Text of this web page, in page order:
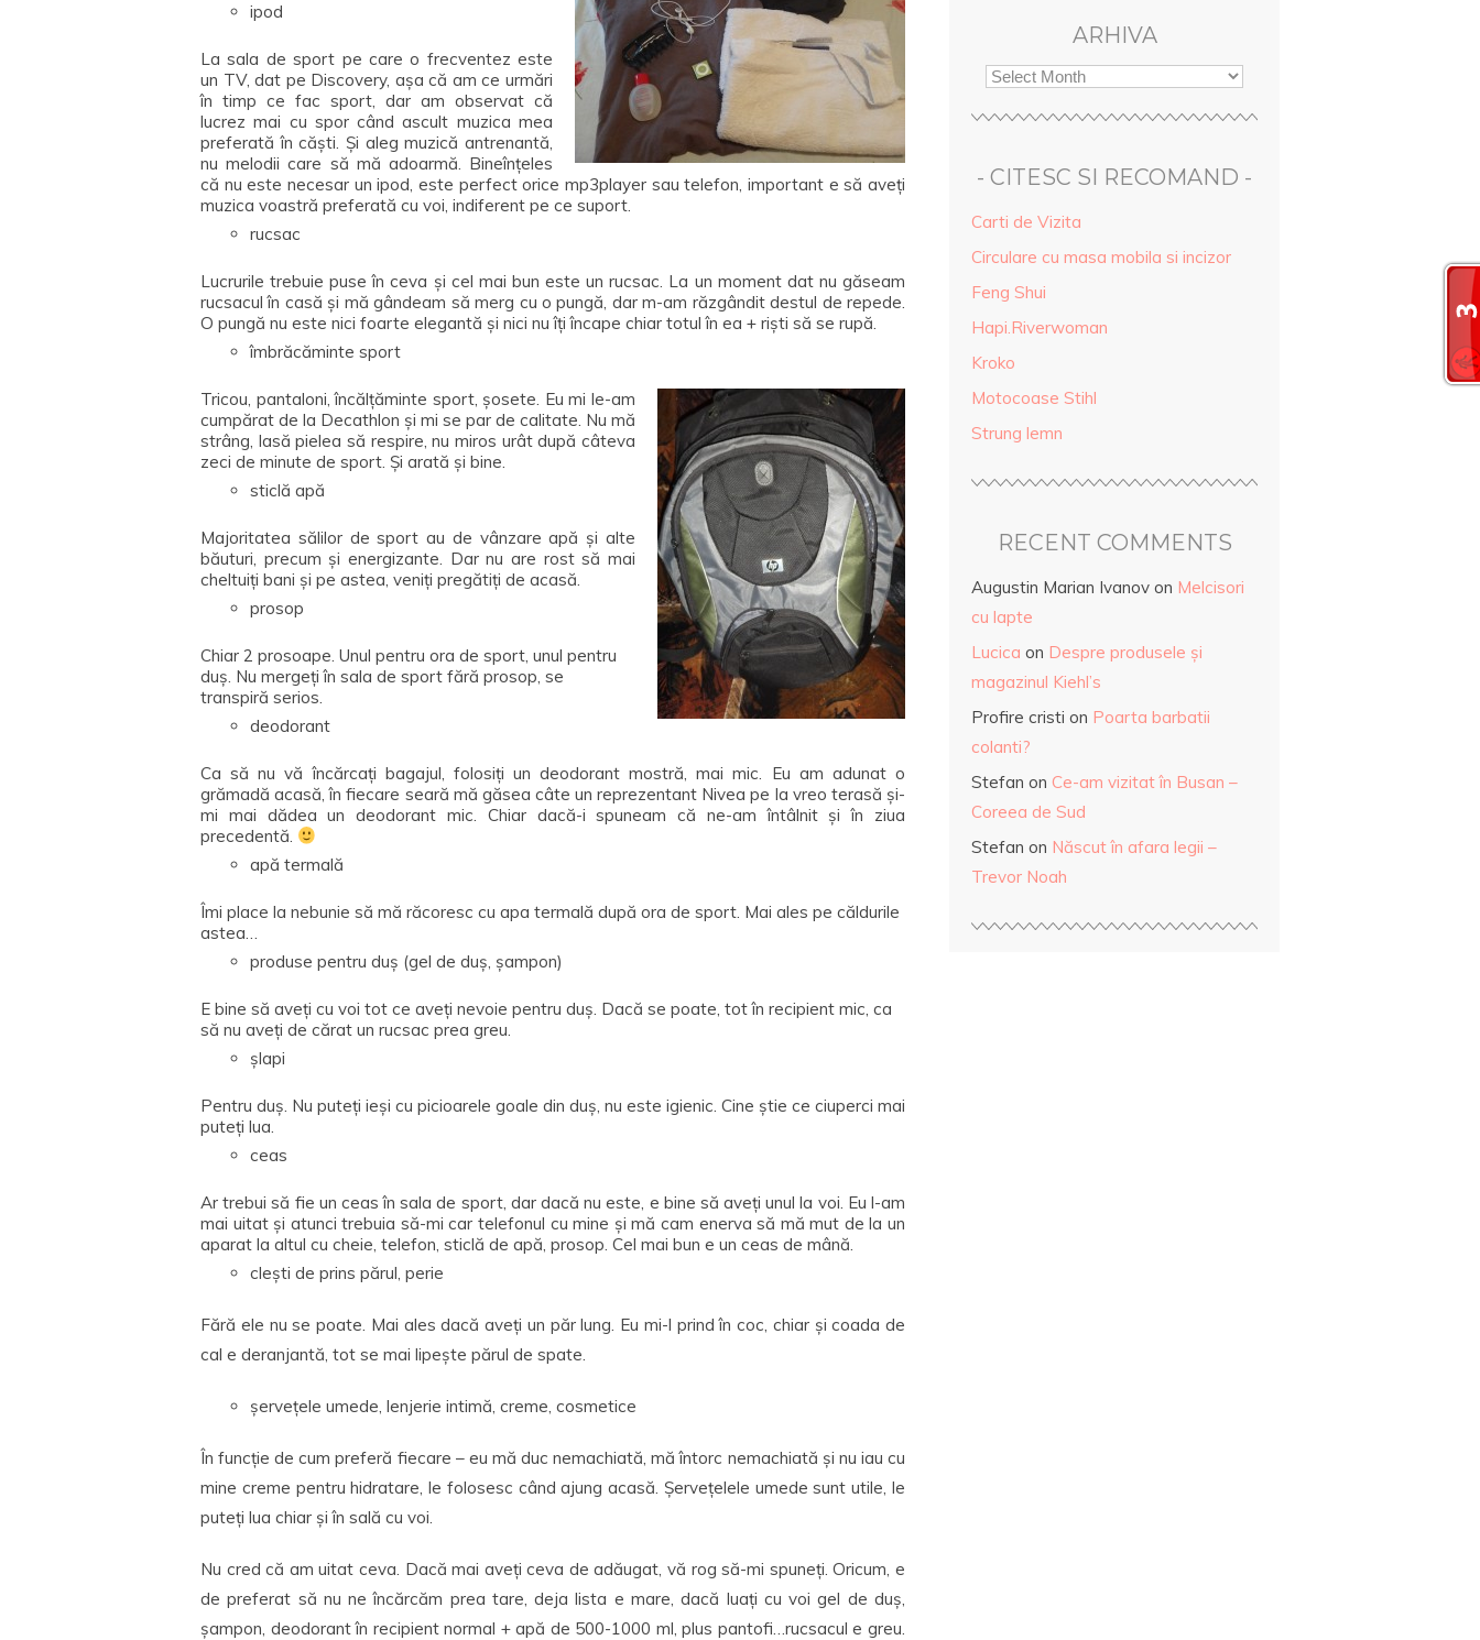
ipod
La sala de sport pe care o frecventez este
un TV, dat pe Discovery, așa că am ce urmări
în timp ce fac sport, dar am observat că
lucrez mai cu spor când ascult muzica mea
preferată în căști. Și aleg muzică antrenantă,
nu melodii care să mă adoarmă. Bineînțeles
că nu este necesar un ipod, este perfect orice mp3player sau telefon, important e să aveți
muzica voastră preferată cu voi, indiferent pe ce suport.
rucsac
Lucrurile trebuie puse în ceva și cel mai bun este un rucsac. La un moment dat nu găseam
rucsacul în casă și mă gândeam să merg cu o pungă, dar m-am răzgândit destul de repede.
O pungă nu este nici foarte elegantă și nici nu îți încape chiar totul în ea + riști să se rupă.
îmbrăcăminte sport
Tricou, pantaloni, încălțăminte sport, șosete. Eu mi le-am
cumpărat de la Decathlon și mi se par de calitate. Nu mă
strâng, lasă pielea să respire, nu miros urât după câteva
zeci de minute de sport. Și arată și bine.
sticlă apă
Majoritatea sălilor de sport au de vânzare apă și alte
băuturi, precum și energizante. Dar nu are rost să mai
cheltuiți bani și pe astea, veniți pregătiți de acasă.
prosop
Chiar 2 prosoape. Unul pentru ora de sport, unul pentru
duș. Nu mergeți în sala de sport fără prosop, se
transpiră serios.
deodorant
Ca să nu vă încărcați bagajul, folosiți un deodorant mostră, mai mic. Eu am adunat o
grămadă acasă, în fiecare seară mă găsea câte un reprezentant Nivea pe la vreo terasă și-
mi mai dădea un deodorant mic. Chiar dacă-i spuneam că ne-am întâlnit și în ziua
precedentă.
apă termală
Îmi place la nebunie să mă răcoresc cu apa termală după ora de sport. Mai ales pe căldurile
astea…
produse pentru duș (gel de duș, șampon)
E bine să aveți cu voi tot ce aveți nevoie pentru duș. Dacă se poate, tot în recipient mic, ca
să nu aveți de cărat un rucsac prea greu.
șlapi
Pentru duș. Nu puteți ieși cu picioarele goale din duș, nu este igienic. Cine știe ce ciuperci mai
puteți lua.
ceas
Ar trebui să fie un ceas în sala de sport, dar dacă nu este, e bine să aveți unul la voi. Eu l-am
mai uitat și atunci trebuia să-mi car telefonul cu mine și mă cam enerva să mă mut de la un
aparat la altul cu cheie, telefon, sticlă de apă, prosop. Cel mai bun e un ceas de mână.
clești de prins părul, perie
Fără ele nu se poate. Mai ales dacă aveți un păr lung. Eu mi-l prind în coc, chiar și coada de
cal e deranjantă, tot se mai lipește părul de spate.
șervețele umede, lenjerie intimă, creme, cosmetice
În funcție de cum preferă fiecare – eu mă duc nemachiată, mă întorc nemachiată și nu iau cu
mine creme pentru hidratare, le folosesc când ajung acasă. Șervețelele umede sunt utile, le
puteți lua chiar și în sală cu voi.
Nu cred că am uitat ceva. Dacă mai aveți ceva de adăugat, vă rog să-mi spuneți. Oricum, e
de preferat să nu ne încărcăm prea tare, deja lista e mare, dacă luați cu voi gel de duș,
șampon, deodorant în recipient normal + apă de 500-1000 ml, plus pantofi…rucsacul e greu.
ARHIVA
- CITESC SI RECOMAND -
Carti de Vizita
Circulare cu masa mobila si incizor
Feng Shui
Hapi.Riverwoman
Kroko
Motocoase Stihl
Strung lemn
RECENT COMMENTS
Augustin Marian Ivanov on Melcisori
cu lapte
Lucica on Despre produsele și
magazinul Kiehl’s
Profire cristi on Poarta barbatii
colanti?
Stefan on Ce-am vizitat în Busan –
Coreea de Sud
Stefan on Născut în afara legii –
Trevor Noah